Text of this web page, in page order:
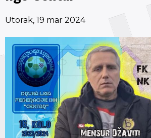
Utorak, 19 mar 2024